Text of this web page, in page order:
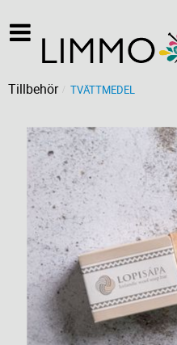
Tillbehör TVÄTTMEDEL